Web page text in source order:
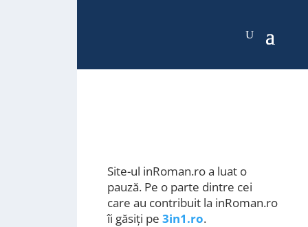
Site-ul inRoman.ro a luat o
pauză. Pe o parte dintre cei
care au contribuit la inRoman.ro
îi găsiți pe 3in1.ro.